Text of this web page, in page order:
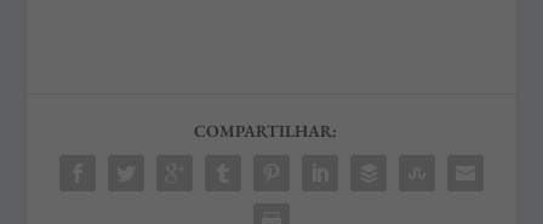
COMPARTILHAR: